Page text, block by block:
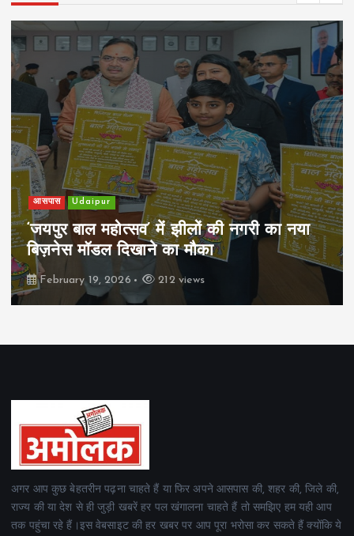
खेल Udaipur
पिम्स मेवाड़ कप 2026: क्रॉसवर्ड व आदित्यम
रियल स्टेट्स ने मुकाबले जीते
February 19, 2026 163 views
अगर आप कुछ बेहतरीन पढ़ना चाहते हैं या फिर अपने आसपास की, शहर की, जिले की,
राज्य की या देश से ही जुड़ी खबरें हर पल खंगालना चाहते हैं तो समझिए हम यही आप
तक पहुंचा रहे हैं।इस वेबसाइट की हर खबर पर आप पूरा भरोसा कर सकते हैं क्योंकि ये